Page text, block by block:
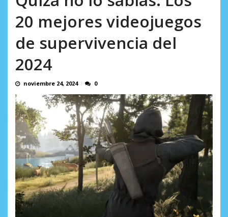
20 mejores videojuegos
de supervivencia del
2024
noviembre 24, 2024 0